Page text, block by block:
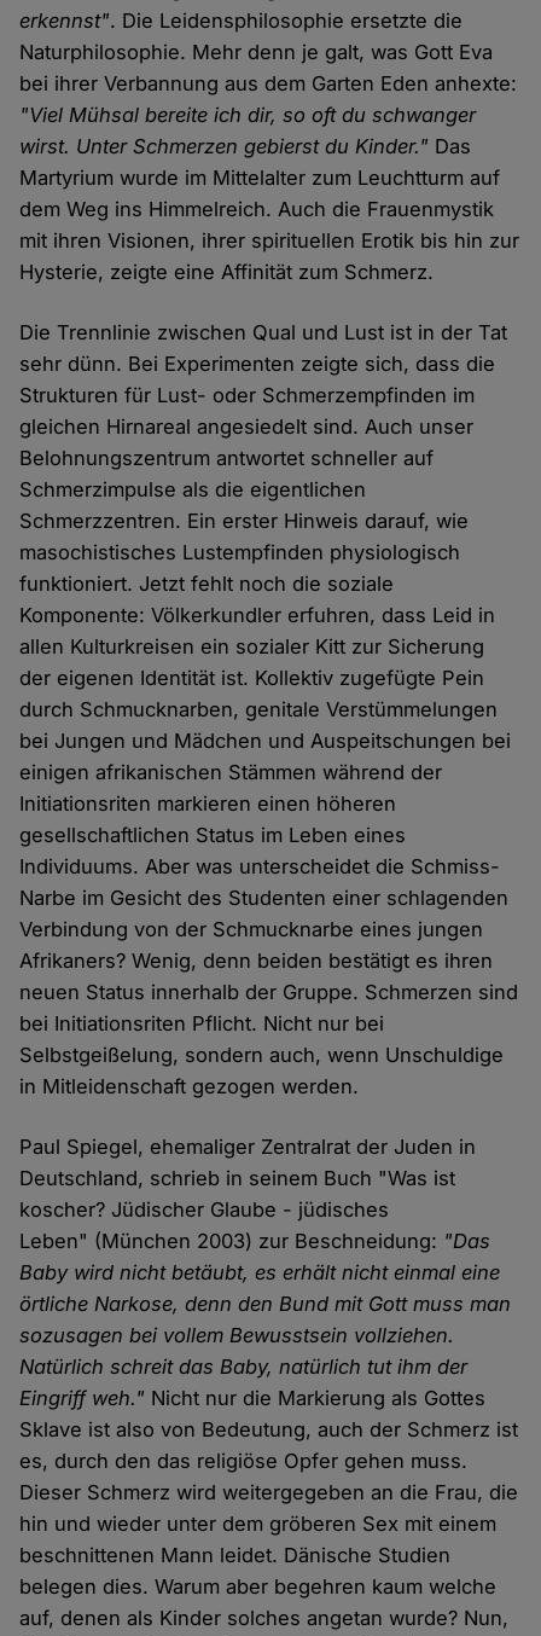
erkennst". Die Leidensphilosophie ersetzte die
Naturphilosophie. Mehr denn je galt, was Gott Eva
bei ihrer Verbannung aus dem Garten Eden anhexte:
"Viel Mühsal bereite ich dir, so oft du schwanger
wirst. Unter Schmerzen gebierst du Kinder." Das
Martyrium wurde im Mittelalter zum Leuchtturm auf
dem Weg ins Himmelreich. Auch die Frauenmystik
mit ihren Visionen, ihrer spirituellen Erotik bis hin zur
Hysterie, zeigte eine Affinität zum Schmerz.
Die Trennlinie zwischen Qual und Lust ist in der Tat
sehr dünn. Bei Experimenten zeigte sich, dass die
Strukturen für Lust- oder Schmerzempfinden im
gleichen Hirnareal angesiedelt sind. Auch unser
Belohnungszentrum antwortet schneller auf
Schmerzimpulse als die eigentlichen
Schmerzzentren. Ein erster Hinweis darauf, wie
masochistisches Lustempfinden physiologisch
funktioniert. Jetzt fehlt noch die soziale
Komponente: Völkerkundler erfuhren, dass Leid in
allen Kulturkreisen ein sozialer Kitt zur Sicherung
der eigenen Identität ist. Kollektiv zugefügte Pein
durch Schmucknarben, genitale Verstümmelungen
bei Jungen und Mädchen und Auspeitschungen bei
einigen afrikanischen Stämmen während der
Initiationsriten markieren einen höheren
gesellschaftlichen Status im Leben eines
Individuums. Aber was unterscheidet die Schmiss-
Narbe im Gesicht des Studenten einer schlagenden
Verbindung von der Schmucknarbe eines jungen
Afrikaners? Wenig, denn beiden bestätigt es ihren
neuen Status innerhalb der Gruppe. Schmerzen sind
bei Initiationsriten Pflicht. Nicht nur bei
Selbstgeißelung, sondern auch, wenn Unschuldige
in Mitleidenschaft gezogen werden.
Paul Spiegel, ehemaliger Zentralrat der Juden in
Deutschland, schrieb in seinem Buch "Was ist
koscher? Jüdischer Glaube - jüdisches
Leben" (München 2003) zur Beschneidung: "Das
Baby wird nicht betäubt, es erhält nicht einmal eine
örtliche Narkose, denn den Bund mit Gott muss man
sozusagen bei vollem Bewusstsein vollziehen.
Natürlich schreit das Baby, natürlich tut ihm der
Eingriff weh." Nicht nur die Markierung als Gottes
Sklave ist also von Bedeutung, auch der Schmerz ist
es, durch den das religiöse Opfer gehen muss.
Dieser Schmerz wird weitergegeben an die Frau, die
hin und wieder unter dem gröberen Sex mit einem
beschnittenen Mann leidet. Dänische Studien
belegen dies. Warum aber begehren kaum welche
auf, denen als Kinder solches angetan wurde? Nun,